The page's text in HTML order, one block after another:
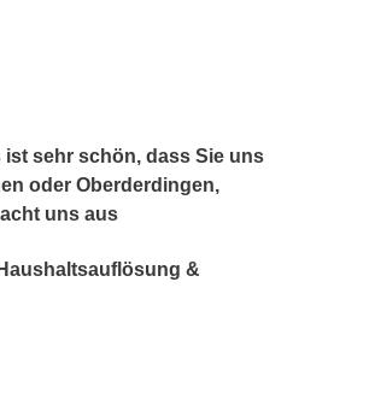
sehr schön, dass Sie uns
oder Oberderdingen,
uns aus
&